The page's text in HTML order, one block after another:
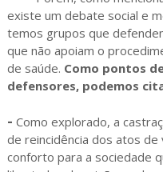
existe um debate social e
temos grupos que
que não apoiam o
de saúde. Como pontos
defensores, podemos
- Como explorado, a
de reincidência dos atos de
conforto para a sociedade